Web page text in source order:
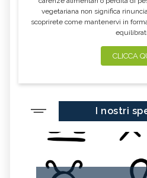
vegetariana non significa
scoprirete come mantenervi in
CLICCA
I nostri